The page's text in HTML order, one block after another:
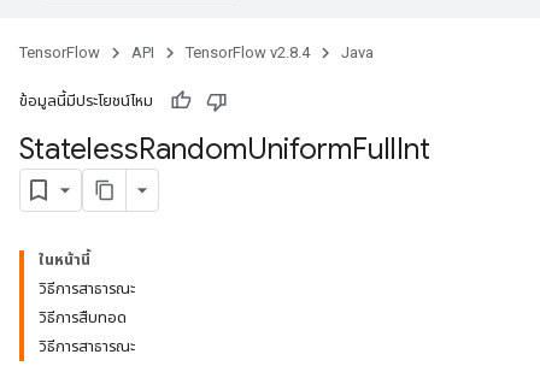
TensorFlow API TensorFlow v2.8.4 Java
ข้อมูลนี้มีประโยชน์ไหม
StatelessRandomUniformFullInt
ในหน้านี้
วิธีการสาธารณะ
วิธีการสืบทอด
วิธีการสาธารณะ